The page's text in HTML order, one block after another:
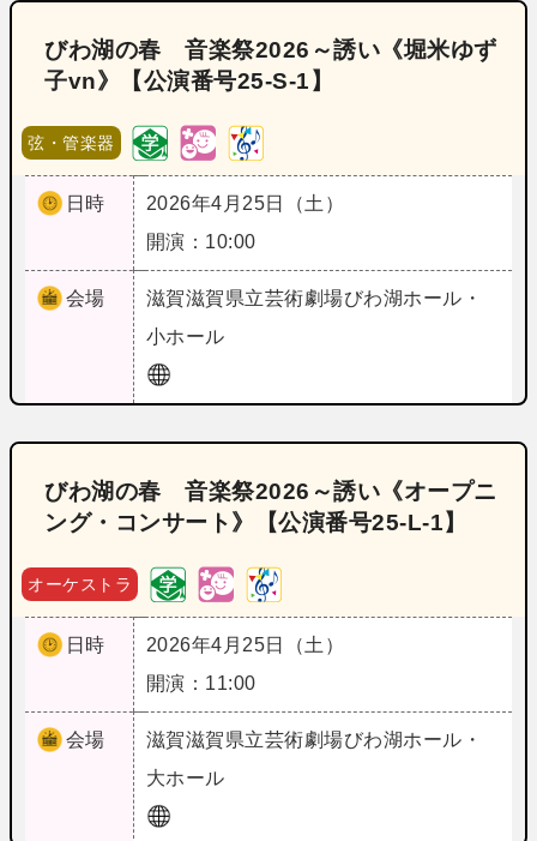
びわ湖の春 音楽祭2026～誘い《堀米ゆず
子vn》【公演番号25‐S‐1】
弦・管楽器
日時
2026年4月25日（土）
開演：10:00
会場 滋賀滋賀県立芸術劇場びわ湖ホール・
小ホール
びわ湖の春 音楽祭2026～誘い《オープニ
ング・コンサート》【公演番号25‐L‐1】
オーケストラ
日時
2026年4月25日（土）
開演：11:00
会場 滋賀滋賀県立芸術劇場びわ湖ホール・
大ホール